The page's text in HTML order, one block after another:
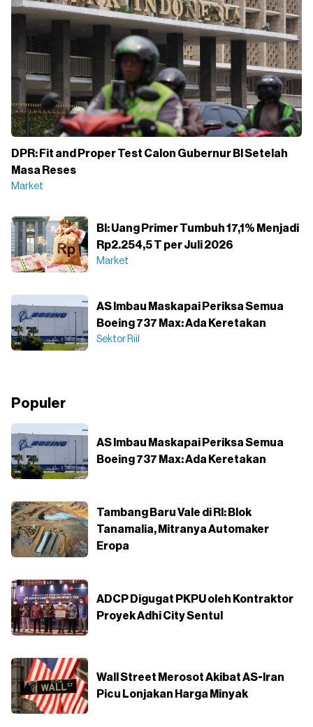
DPR: Fit and Proper Test Calon Gubernur BI Setelah
Masa Reses
Market
BI: Uang Primer Tumbuh 17,1% Menjadi
Rp2.254,5 T per Juli 2026
Market
AS Imbau Maskapai Periksa Semua
Boeing 737 Max: Ada Keretakan
Sektor Riil
Populer
AS Imbau Maskapai Periksa Semua
Boeing 737 Max: Ada Keretakan
Tambang Baru Vale di RI: Blok
Tanamalia, Mitranya Automaker
Eropa
ADCP Digugat PKPU oleh Kontraktor
Proyek Adhi City Sentul
Wall Street Merosot Akibat AS-Iran
Picu Lonjakan Harga Minyak